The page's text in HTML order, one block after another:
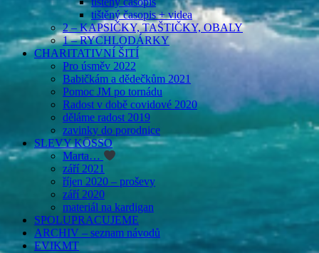
tištěný časopis + videa
2 – KAPSIČKY, TAŠTIČKY, OBALY
1 – RYCHLODÁRKY
CHARITATIVNÍ ŠITÍ
Pro úsměv 2022
Babičkám a dědečkům 2021
Pomoc JM po tornádu
Radost v době covidové 2020
děláme radost 2019
zavinky do porodnice
SLEVY KÖSSO
Marta…
září 2021
říjen 2020 – proševy
září 2020
materiál na kardigan
SPOLUPRACUJEME
ARCHIV – seznam návodů
EVIKMT